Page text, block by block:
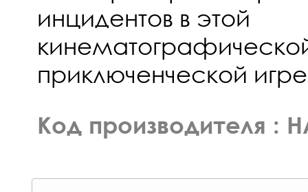
инцидентов в этой
приключенческой
Код производителя :